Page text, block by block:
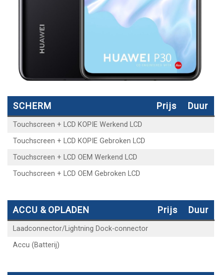
SCHERM Prijs Duur
Touchscreen + LCD KOPIE Werkend LCD
Touchscreen + LCD KOPIE Gebroken LCD
Touchscreen + LCD OEM Werkend LCD
Touchscreen + LCD OEM Gebroken LCD
ACCU & OPLADEN Prijs Duur
Laadconnector/Lightning Dock-connector
Accu (Batterij)